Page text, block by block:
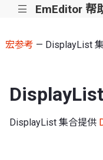
||| EmEditor 帮
宏参考 — DisplayList
DisplayList 集合提供